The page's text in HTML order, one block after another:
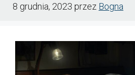
8 grudnia, 2023 przez Bogna